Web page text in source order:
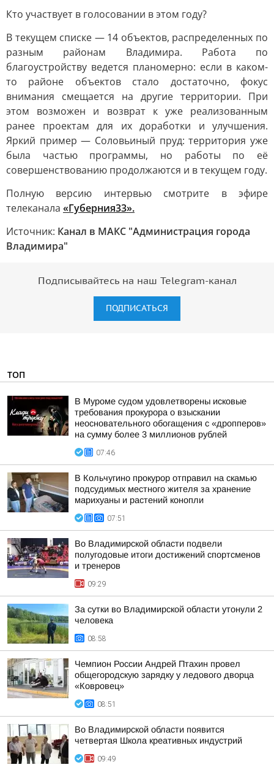
Кто участвует в голосовании в этом году?
В текущем списке — 14 объектов, распределенных по
разным районам Владимира. Работа по
благоустройству ведется планомерно: если в каком-
то районе объектов стало достаточно, фокус
внимания смещается на другие территории. При
этом возможен и возврат к уже реализованным
ранее проектам для их доработки и улучшения.
Яркий пример — Соловьиный пруд: территория уже
была частью программы, но работы по её
совершенствованию продолжаются и в текущем году.
Полную версию интервью смотрите в эфире
телеканала «Губерния33».
Источник: Канал в МАКС "Администрация города
Владимира"
Подписывайтесь на наш Telegram-канал
ПОДПИСАТЬСЯ
ТОП
В Муроме судом удовлетворены исковые
требования прокурора о взыскании
неосновательного обогащения с «дропперов»
на сумму более 3 миллионов рублей
07:46
В Кольчугино прокурор отправил на скамью
подсудимых местного жителя за хранение
марихуаны и растений конопли
07:51
Во Владимирской области подвели
полугодовые итоги достижений спортсменов
и тренеров
09:29
За сутки во Владимирской области утонули 2
человека
08:58
Чемпион России Андрей Птахин провел
общегородскую зарядку у ледового дворца
«Ковровец»
08:51
Во Владимирской области появится
четвертая Школа креативных индустрий
09:49